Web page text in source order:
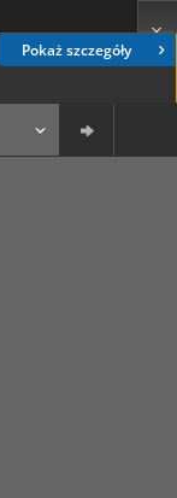
Pokaż szczegóły